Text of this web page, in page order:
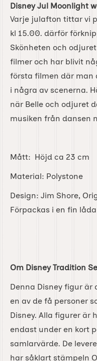
Disney Jul Moonlight
Varje julafton tittar vi
kl 15.00. därför
Skönheten och
filmer och har blivit
första filmen där man
i några av scenerna.
när Belle och odjuret
musiken från dansen
Mått: Höjd ca 23 cm
Material: Polystone
Design: Jim Shore,
Förpackas i en fin låda
Om Disney Tradition
Denna Disney figur är
en av de få personer
Disney. Alla figurer är
endast under en kort
samlarvärde. De
har såklart stämpeln